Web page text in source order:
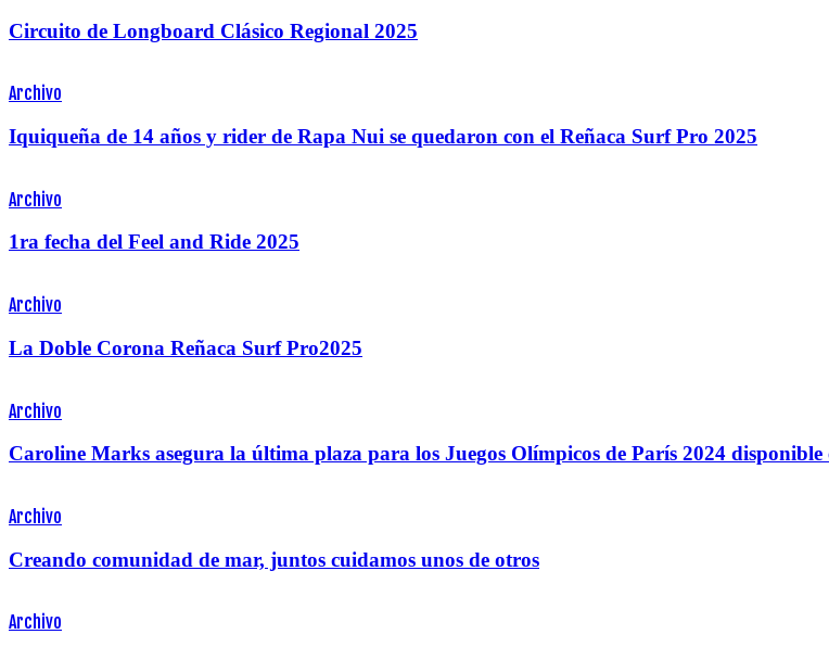
Circuito de Longboard Clásico Regional 2025
Archivo
Iquiqueña de 14 años y rider de Rapa Nui se quedaron con el Reñaca Surf Pro 2025
Archivo
1ra fecha del Feel and Ride 2025
Archivo
La Doble Corona Reñaca Surf Pro2025
Archivo
Caroline Marks asegura la última plaza para los Juegos Olímpicos de París 2024
Archivo
Creando comunidad de mar, juntos cuidamos unos de otros
Archivo